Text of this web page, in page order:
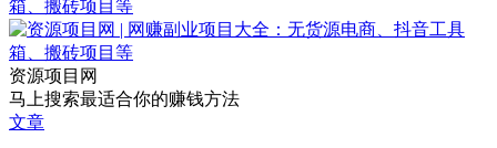
资源项目网
马上搜索最适合你的赚钱方法
文章